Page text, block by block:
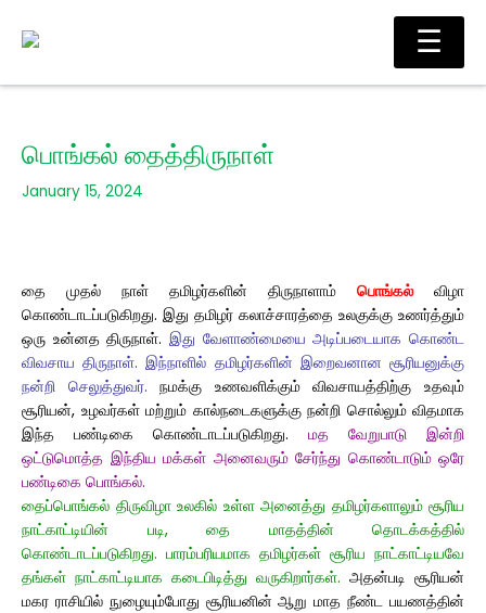
பொங்கல் தைத்திருநாள்
January 15, 2024
தை முதல் நாள் தமிழர்களின் திருநாளாம் பொங்கல்விழா
கொண்டாடப்படுகிறது. இது தமிழர் கலாச்சாரத்தை உலகுக்கு உணர்த்தும்
ஒரு உன்னத திருநாள். இது வேளாண்மையை அடிப்படையாக கொண்ட
விவசாய திருநாள். இந்நாளில் தமிழர்களின் இறைவனான சூரியனுக்கு
நன்றி செலுத்துவர். நமக்கு உணவளிக்கும் விவசாயத்திற்கு உதவும்
சூரியன், உழவர்கள் மற்றும் கால்நடைகளுக்கு நன்றி சொல்லும் விதமாக
இந்த பண்டிகை கொண்டாடப்படுகிறது. மத வேறுபாடு இன்றி
ஒட்டுமொத்த இந்திய மக்கள் அனைவரும் சேர்ந்து கொண்டாடும் ஒரே
பண்டிகை பொங்கல்.
தைப்பொங்கல் திருவிழா உலகில் உள்ள அனைத்து தமிழர்களாலும் சூரிய
நாட்காட்டியின் படி, தை மாதத்தின் தொடக்கத்தில்
கொண்டாடப்படுகிறது. பாரம்பரியமாக தமிழர்கள் சூரிய நாட்காட்டியவே
தங்கள் நாட்காட்டியாக கடைபிடித்து வருகிறார்கள். அதன்படி சூரியன்
மகர ராசியில் நுழையும்போது சூரியனின் ஆறு மாத நீண்ட பயணத்தின்
☰